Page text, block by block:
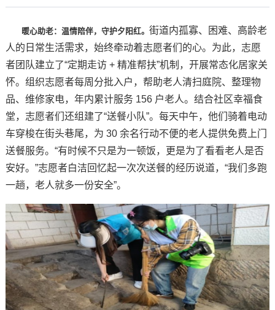
暖心助老：温情陪伴，守护夕阳红。 街道内孤寡、困难、高龄老
人的日常生活需求，始终牵动着志愿者们的心。为此，志愿
者团队建立了“定期走访 + 精准帮扶”机制，开展常态化居家关
怀。组织志愿者每周分批入户，帮助老人清扫庭院、整理物
品、维修家电，年内累计服务 156 户老人。结合社区幸福食
堂，志愿者们还组建了“送餐小队”。每天中午，他们骑着电动
车穿梭在街头巷尾，为 30 余名行动不便的老人提供免费上门
送餐服务。“有时候不只是为一顿饭，更是为了看看老人是否
安好。”志愿者白洁回忆起一次次送餐的经历说道，“我们多跑
一趟，老人就多一份安全”。